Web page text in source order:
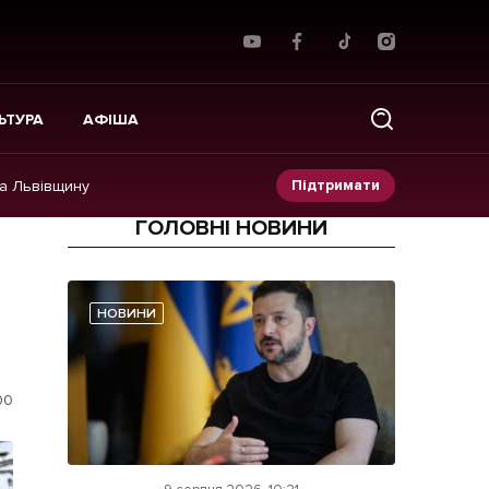
АФІША
Львівщину Підтримати
Прес-релізи
Фото/Відео
Made in Lviv
ГОЛОВНІ НОВИНИ
НОВИНИ